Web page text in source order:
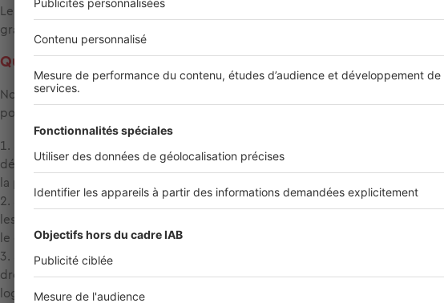
Le coinjoint survivant bénéficie d’un droit au logement qui lui permet de
gratuitement dans les lieux avec tout le mobilier durant 12 mois.
Quelles solutions pour protéger son conjoint en cas de
Nous devons distinguer trois cas dans lesquels il est préférable de prendre
pour
Si l’un des membres du couple n’est pas propriétaire du logement : dans
délai d’un an de droit au logement, la maison tombera dans la succession et
la propriété des héritiers.
Si l’un des conjoints ou les deux ont des enfants d’une précédente union :
les enfants de l'époux décédé obtiendront chacun la part du logement qui
le conjoint survivant n'aura plus la propriété exclusive du logement ;
Si le couple n’a pas d’enfant en commun : dans ce cas encore, les héritiers
droit (parents, frères et sœurs, neveux et nièces selon les cas) obtiendront
logement en tant qu'héritage.